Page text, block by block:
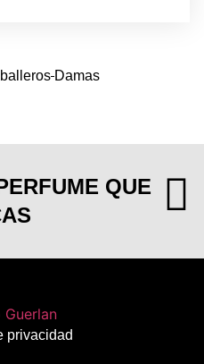
Damas
QUE
privacidad